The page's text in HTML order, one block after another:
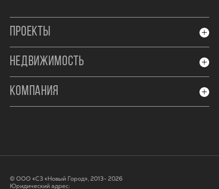
ПРОЕКТЫ
НЕДВИЖИМОСТЬ
КОМПАНИЯ
© ООО «СЗ «Новый Город», 2013- 2026
Юридический адрес: